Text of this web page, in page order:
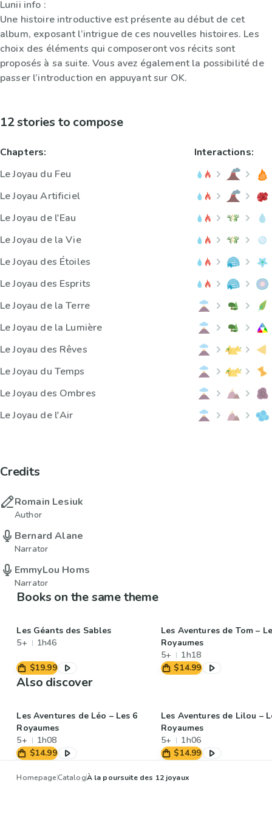
Lunii info :
Une histoire introductive est présente au début de cet
album, exposant l’intrigue de ces nouvelles histoires. Les
choix des éléments qui composeront vos récits sont
proposés à sa suite. Vous avez également la possibilité de
passer l’introduction en appuyant sur OK.
12 stories to compose
Chapters:
Le Joyau du Feu
Le Joyau Artificiel
Le Joyau de l'Eau
Le Joyau de la Vie
Le Joyau des Étoiles
Le Joyau des Esprits
Le Joyau de la Terre
Le Joyau de la Lumière
Le Joyau des Rêves
Le Joyau du Temps
Le Joyau des Ombres
Le Joyau de l'Air
Interactions:
Credits
Romain Lesiuk
Author
Bernard Alane
Narrator
EmmyLou Homs
Narrator
Books on the same theme
Les Géants des Sables
5+
1h46
$19.99
Les Aventures de Tom –
Royaumes
5+
1h18
$14.99
Also discover
Les Aventures de Léo – Les 6
Royaumes
5+
1h08
$14.99
Les Aventures de Lilou –
Royaumes
5+
1h06
$14.99
HomepageCatalogÀ la poursuite des 12 joyaux